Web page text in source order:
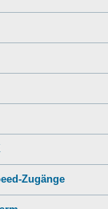
Zugänge